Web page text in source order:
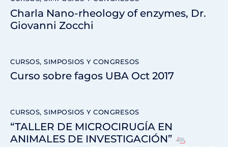
Charla Nano-rheology of enzymes, Dr.
Giovanni Zocchi
CURSOS, SIMPOSIOS Y CONGRESOS
Curso sobre fagos UBA Oct 2017
CURSOS, SIMPOSIOS Y CONGRESOS
“TALLER DE MICROCIRUGÍA EN
ANIMALES DE INVESTIGACIÓN”